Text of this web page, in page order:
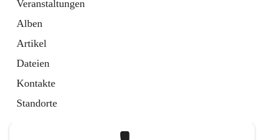
Veranstaltungen
Alben
Artikel
Dateien
Kontakte
Standorte